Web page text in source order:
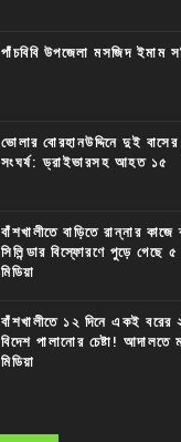
পাঁচবিবি উপজেলা মসজিদ ইমাম
ভোলার বোরহানউদ্দিনে দুই
সংঘর্ষ: ড্রাইভারসহ আহত ১৫
বাঁশখালীতে বাড়িতে রান্নার
সিলিন্ডার বিস্ফোরণে পুড়ে গেছে
মিডিয়া
বাঁশখালীতে ১২ দিনে একই বরের
বিদেশ পালানোর চেষ্টা!
মিডিয়া